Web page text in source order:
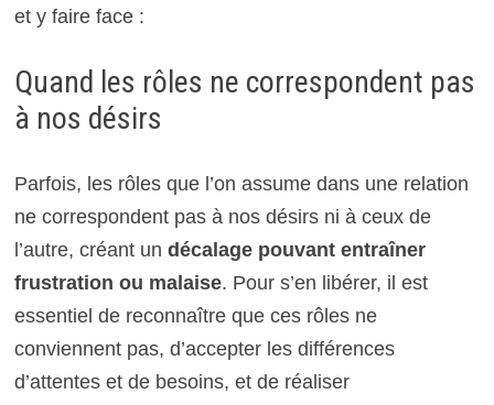
et y faire face :
Quand les rôles ne correspondent pas
à nos désirs
Parfois, les rôles que l’on assume dans une relation
ne correspondent pas à nos désirs ni à ceux de
l’autre, créant un décalage pouvant entraîner
frustration ou malaise. Pour s’en libérer, il est
essentiel de reconnaître que ces rôles ne
conviennent pas, d’accepter les différences
d’attentes et de besoins, et de réaliser